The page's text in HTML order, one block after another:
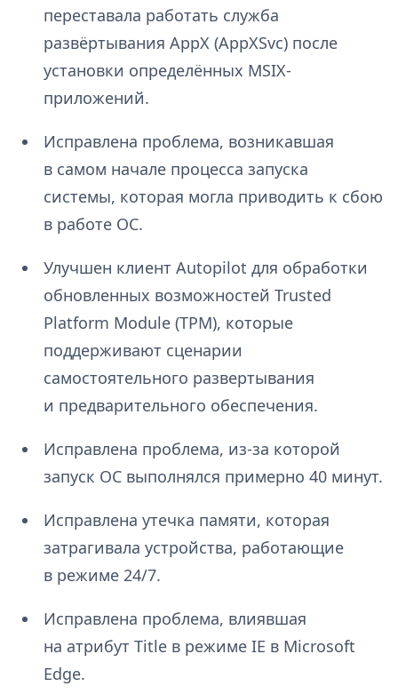
переставала работать служба
развёртывания AppX (AppXSvc) после
установки определённых MSIX-
приложений.
Исправлена проблема, возникавшая
в самом начале процесса запуска
системы, которая могла приводить к сбою
в работе ОС.
Улучшен клиент Autopilot для обработки
обновленных возможностей Trusted
Platform Module (TPM), которые
поддерживают сценарии
самостоятельного развертывания
и предварительного обеспечения.
Исправлена проблема, из-за которой
запуск ОС выполнялся примерно 40 минут.
Исправлена утечка памяти, которая
затрагивала устройства, работающие
в режиме 24/7.
Исправлена ​​проблема, влиявшая
на атрибут Title в режиме IE в Microsoft
Edge.